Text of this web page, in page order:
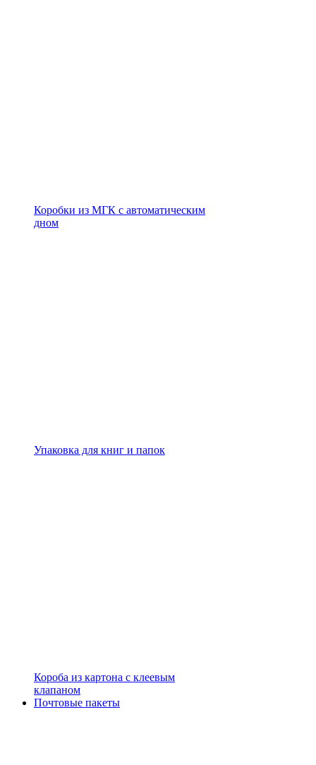
Коробки из МГК с автоматическим
дном
Упаковка для книг и папок
Короба из картона с клеевым
клапаном
Почтовые пакеты